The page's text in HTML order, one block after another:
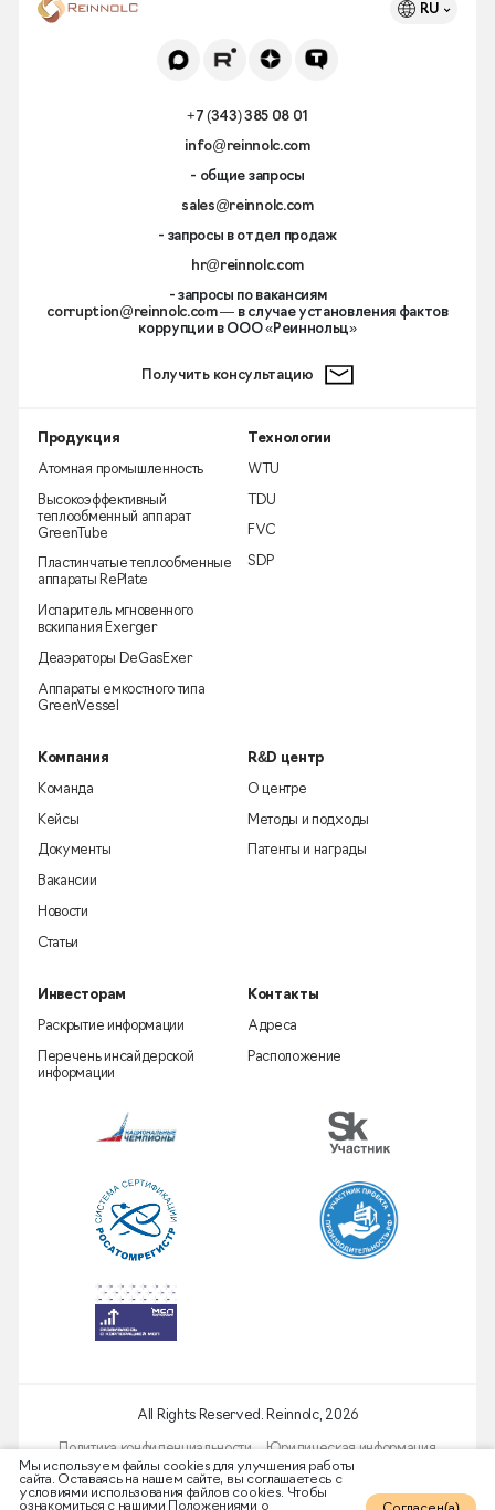
Мы используем файлы cооkies для улучшения работы
сайта. Оставаясь на нашем сайте, вы соглашаетесь с
условиями использования файлов cооkies. Чтобы
ознакомиться с нашими Положениями о
RU
+7 (343) 385 08 01
info@reinnolc.com
- общие запросы
sales@reinnolc.com
- запросы в отдел продаж
hr@reinnolc.com
- запросы по вакансиям
corruption@reinnolc.com— в случае установления фактов
коррупции в ООО «Реиннольц»
Получить консультацию
Продукция
Атомная промышленность
Высокоэффективный
теплообменный аппарат
GreenTube
Пластинчатые теплообменные
аппараты RePlate
Испаритель мгновенного
вскипания Exerger
Деаэраторы DeGasExer
Аппараты емкостного типа
GreenVessel
Технологии
WTU
TDU
FVC
SDP
Компания
Команда
Кейсы
Документы
Вакансии
Новости
Статьи
R&D центр
О центре
Методы и подходы
Патенты и награды
Инвесторам
Раскрытие информации
Перечень инсайдерской
информации
Контакты
Адреса
Расположение
All Rights Reserved. Reinnolc, 2026
Политика конфиденциальности Юридическая информация